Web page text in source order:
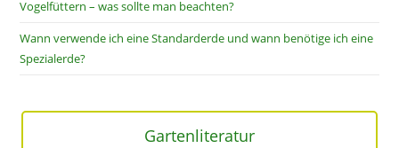
Vogelfüttern – was sollte man beachten?
Wann verwende ich eine Standarderde und wann benötige ich eine
Spezialerde?
Gartenliteratur